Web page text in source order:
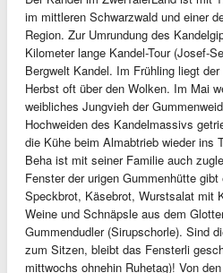
im mittleren Schwarzwald und einer
Region. Zur Umrundung des
Kilometer lange Kandel-Tour (Josef-
Bergwelt Kandel. Im Frühling liegt
Herbst oft über den Wolken. Im Mai
weibliches Jungvieh der
Hochweiden des Kandelmassivs
die Kühe beim Almabtrieb wieder ins
Beha ist mit seiner Familie auch
Fenster der urigen Gummenhütte
Speckbrot, Käsebrot, Wurstsalat mit
Weine und Schnäpsle aus dem
Gummendudler (Sirupschorle). Sind
zum Sitzen, bleibt das Fensterli
mittwochs ohnehin Ruhetag)! Von